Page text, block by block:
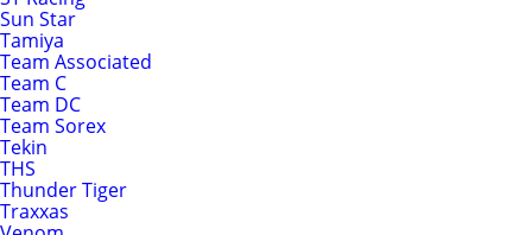
Sun Star
Tamiya
Team Associated
Team C
Team DC
Team Sorex
Tekin
THS
Thunder Tiger
Traxxas